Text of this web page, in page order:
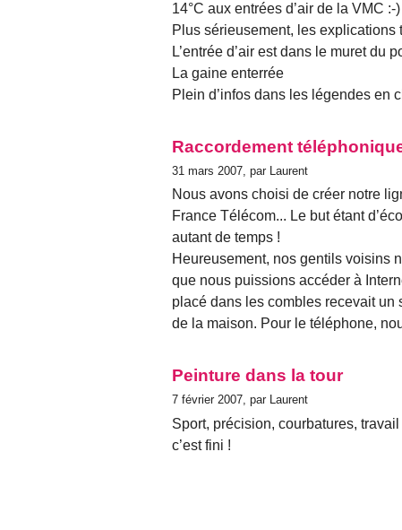
14°C aux entrées d’air de la VMC :-)
Plus sérieusement, les explications
L’entrée d’air est dans le muret du
La gaine enterrée
Plein d’infos dans les légendes en
Raccordement
31 mars 2007, par Laurent
Nous avons choisi de créer notre
France Télécom... Le but étant
autant de temps !
Heureusement, nos gentils voisins
que nous puissions accéder à
placé dans les combles recevait
de la maison. Pour le téléphone,
Peinture dans la tour
7 février 2007, par Laurent
Sport, précision, courbatures,
c’est fini !